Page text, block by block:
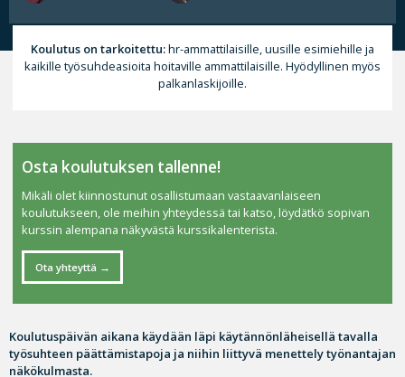
Koulutus on tarkoitettu:hr-ammattilaisille, uusille esimiehille ja
kaikille työsuhdeasioita hoitaville ammattilaisille. Hyödyllinen myös
palkanlaskijoille.
Koulutuspäivän aikana käydään läpi käytännönläheisellä tavalla
työsuhteen päättämistapoja ja niihin liittyvä menettely työnantajan
näkökulmasta.
Osta koulutuksen tallenne!
Mikäli olet kiinnostunut osallistumaan vastaavanlaiseen
koulutukseen, ole meihin yhteydessä tai katso, löydätkö sopivan
kurssin alempana näkyvästä kurssikalenterista.
Ota yhteyttä